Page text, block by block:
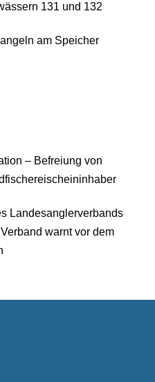
131 und 132
am Speicher
– Befreiung von
Landesanglerverbands
warnt vor dem